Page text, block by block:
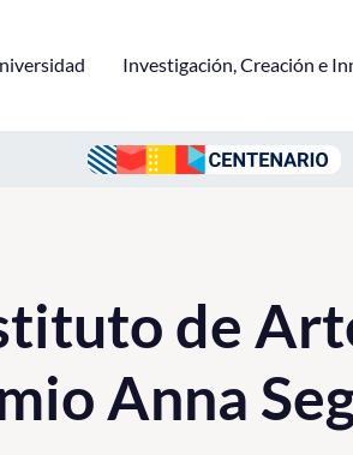
Investigación, Creación e
de
Anna